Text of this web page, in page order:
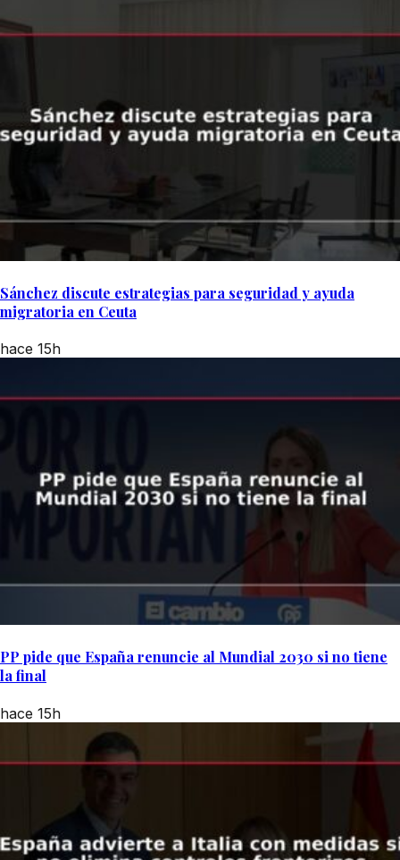
Sánchez discute estrategias para seguridad y ayuda
migratoria en Ceuta
hace 15h
PP pide que España renuncie al Mundial 2030 si no tiene
la final
hace 15h